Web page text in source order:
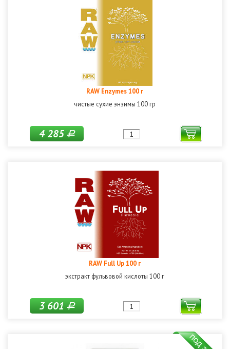
RAW Enzymes 100 г
чистые сухие энзимы 100 гр
4 285Р
RAW Full Up 100 г
экстракт фульвовой кислоты 100 г
3 601Р